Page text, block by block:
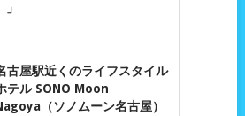
古屋駅近くのライフスタイル
テル SONO Moon
（ソノムーン名古屋）